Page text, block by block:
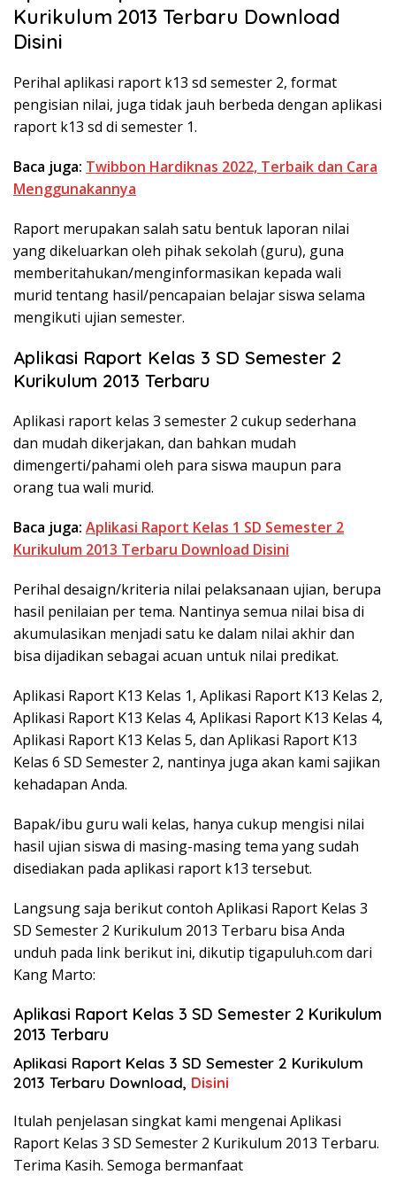
Kurikulum 2013 Terbaru Download
Disini
Perihal aplikasi raport k13 sd semester 2, format
pengisian nilai, juga tidak jauh berbeda dengan aplikasi
raport k13 sd di semester 1.
Baca juga: Twibbon Hardiknas 2022, Terbaik dan Cara
Menggunakannya
Raport merupakan salah satu bentuk laporan nilai
yang dikeluarkan oleh pihak sekolah (guru), guna
memberitahukan/menginformasikan kepada wali
murid tentang hasil/pencapaian belajar siswa selama
mengikuti ujian semester.
Aplikasi Raport Kelas 3 SD Semester 2
Kurikulum 2013 Terbaru
Aplikasi raport kelas 3 semester 2 cukup sederhana
dan mudah dikerjakan, dan bahkan mudah
dimengerti/pahami oleh para siswa maupun para
orang tua wali murid.
Baca juga: Aplikasi Raport Kelas 1 SD Semester 2
Kurikulum 2013 Terbaru Download Disini
Perihal desaign/kriteria nilai pelaksanaan ujian, berupa
hasil penilaian per tema. Nantinya semua nilai bisa di
akumulasikan menjadi satu ke dalam nilai akhir dan
bisa dijadikan sebagai acuan untuk nilai predikat.
Aplikasi Raport K13 Kelas 1, Aplikasi Raport K13 Kelas 2,
Aplikasi Raport K13 Kelas 4, Aplikasi Raport K13 Kelas 4,
Aplikasi Raport K13 Kelas 5, dan Aplikasi Raport K13
Kelas 6 SD Semester 2, nantinya juga akan kami sajikan
kehadapan Anda.
Bapak/ibu guru wali kelas, hanya cukup mengisi nilai
hasil ujian siswa di masing-masing tema yang sudah
disediakan pada aplikasi raport k13 tersebut.
Langsung saja berikut contoh Aplikasi Raport Kelas 3
SD Semester 2 Kurikulum 2013 Terbaru bisa Anda
unduh pada link berikut ini, dikutip tigapuluh.com dari
Kang Marto:
Aplikasi Raport Kelas 3 SD Semester 2 Kurikulum
2013 Terbaru
Aplikasi Raport Kelas 3 SD Semester 2 Kurikulum
2013 Terbaru Download, Disini
Itulah penjelasan singkat kami mengenai Aplikasi
Raport Kelas 3 SD Semester 2 Kurikulum 2013 Terbaru.
Terima Kasih. Semoga bermanfaat